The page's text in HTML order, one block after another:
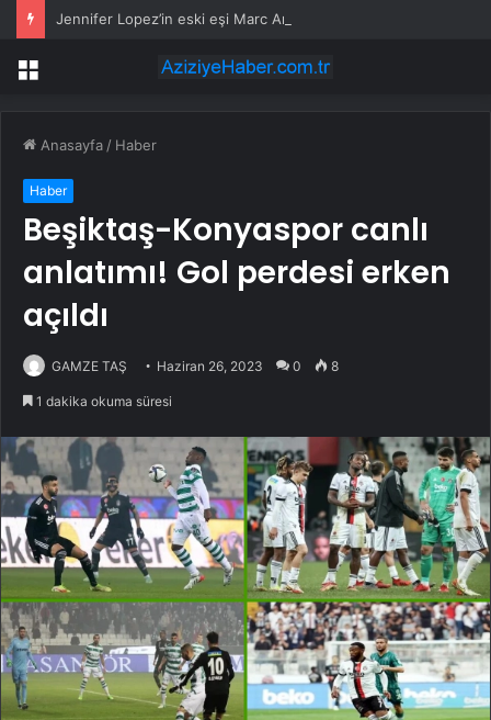
Menü
Anasayfa / Haber
Haber
Beşiktaş-Konyaspor canlı
anlatımı! Gol perdesi erken
açıldı
GAMZE TAŞ Haziran 26, 2023 0 8
1 dakika okuma süresi